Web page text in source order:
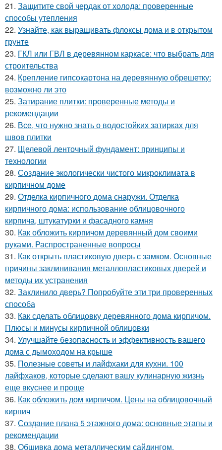
21. Защитите свой чердак от холода: проверенные
способы утепления
22. Узнайте, как выращивать флоксы дома и в открытом
грунте
23. ГКЛ или ГВЛ в деревянном каркасе: что выбрать для
строительства
24. Крепление гипсокартона на деревянную обрешетку:
возможно ли это
25. Затирание плитки: проверенные методы и
рекомендации
26. Все, что нужно знать о водостойких затирках для
швов плитки
27. Щелевой ленточный фундамент: принципы и
технологии
28. Создание экологически чистого микроклимата в
кирпичном доме
29. Отделка кирпичного дома снаружи. Отделка
кирпичного дома: использование облицовочного
кирпича, штукатурки и фасадного камня
30. Как обложить кирпичом деревянный дом своими
руками. Распространенные вопросы
31. Как открыть пластиковую дверь с замком. Основные
причины заклинивания металлопластиковых дверей и
методы их устранения
32. Заклинило дверь? Попробуйте эти три проверенных
способа
33. Как сделать облицовку деревянного дома кирпичом.
Плюсы и минусы кирпичной облицовки
34. Улучшайте безопасность и эффективность вашего
дома с дымоходом на крыше
35. Полезные советы и лайфхаки для кухни. 100
лайфхаков, которые сделают вашу кулинарную жизнь
еще вкуснее и проще
36. Как обложить дом кирпичом. Цены на облицовочный
кирпич
37. Создание плана 5 этажного дома: основные этапы и
рекомендации
38. Обшивка дома металлическим сайдингом.